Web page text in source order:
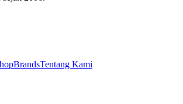
BrandsTentang Kami